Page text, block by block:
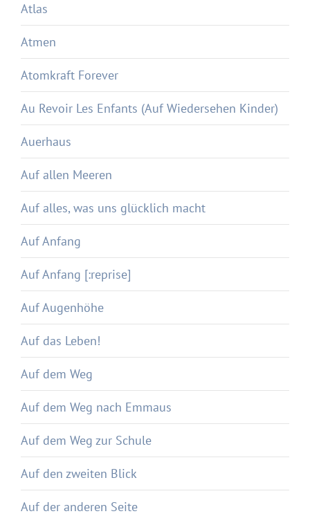
Atlas
Atmen
Atomkraft Forever
Au Revoir Les Enfants (Auf Wiedersehen Kinder)
Auerhaus
Auf allen Meeren
Auf alles, was uns glücklich macht
Auf Anfang
Auf Anfang [:reprise]
Auf Augenhöhe
Auf das Leben!
Auf dem Weg
Auf dem Weg nach Emmaus
Auf dem Weg zur Schule
Auf den zweiten Blick
Auf der anderen Seite